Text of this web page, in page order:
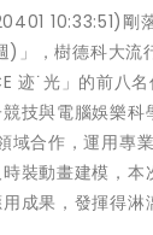
10:33:51)剛
」，樹德科大流
迹˙光」的前八
技與電腦娛樂
域合作，運用專
裝動畫建模，
成果，發揮得淋